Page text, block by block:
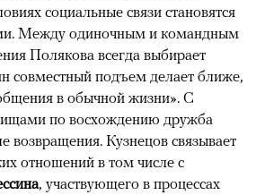
социальные связи становятся
Между одиночным и командным
Полякова всегда выбирает
совместный подъем делает ближе,
в обычной жизни». С
по восхождению дружба
возвращения. Кузнецов связывает
отношений в том числе с
, участвующего в процессах